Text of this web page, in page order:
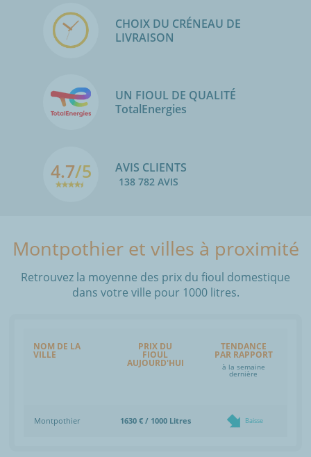
CHOIX DU CRÉNEAU DE
LIVRAISON
UN FIOUL DE QUALITÉ
TotalEnergies
4.7/5 AVIS CLIENTS
138 782 AVIS
Montpothier et villes à proximité
Retrouvez la moyenne des prix du fioul domestique
dans votre ville pour 1000 litres.
NOM DE LA
VILLE
PRIX DU
FIOUL
AUJOURD'HUI
TENDANCE
PAR RAPPORT
à la semaine
dernière
Montpothier 1630 € / 1000 Litres Baisse